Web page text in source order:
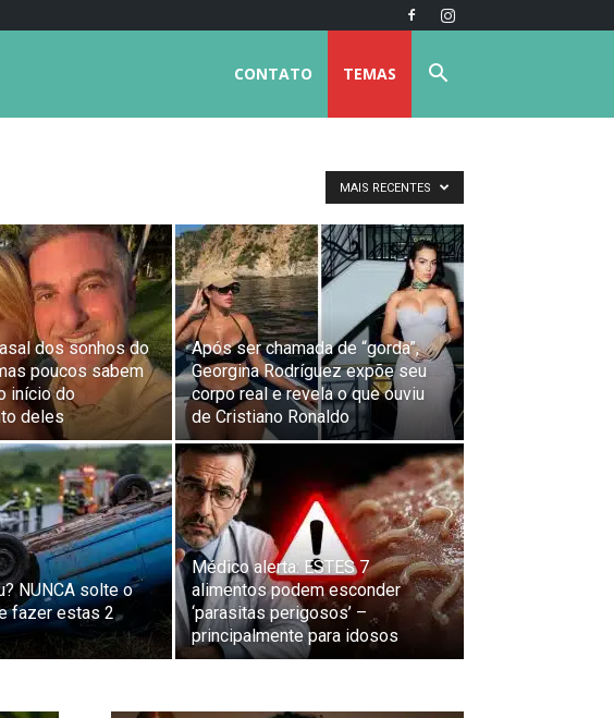
TEMAS
CONTATO
MAIS RECENTES
dos sonhos do
poucos sabem
início do
deles
Após ser chamada de “gorda”,
Georgina Rodríguez expõe seu
corpo real e revela o que ouviu
de Cristiano Ronaldo
NUNCA solte o
fazer estas 2
Médico alerta: ESTES 7
alimentos podem esconder
‘parasitas perigosos’ –
principalmente para idosos